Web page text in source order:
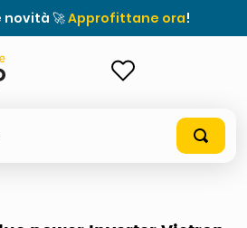
novità 🚀Approfittane ora!